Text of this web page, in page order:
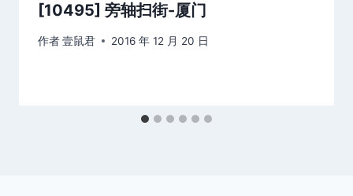
[10495] 旁轴扫街-厦门
作者壹鼠君 2016 年 12 月 20 日